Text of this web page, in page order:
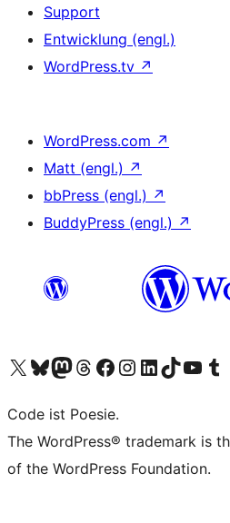
Support
Entwicklung (engl.)
WordPress.tv ↗
WordPress.com ↗
Matt (engl.) ↗
bbPress (engl.) ↗
BuddyPress (engl.) ↗
Unser X-Konto (früher Twitter) besuchen
Unser Bluesky-Konto besuchen
Unser Mastodon-Konto besuchen
Unser Threads-Konto besuchen
Unsere Facebook-Seite besuchen
Unser Instagram-Konto besuchen
Unser LinkedIn-Konto besuchen
Unser TikTok-Konto
UnserenUnser
Code ist Poesie.
The WordPress® trademark is
of the WordPress Foundation.